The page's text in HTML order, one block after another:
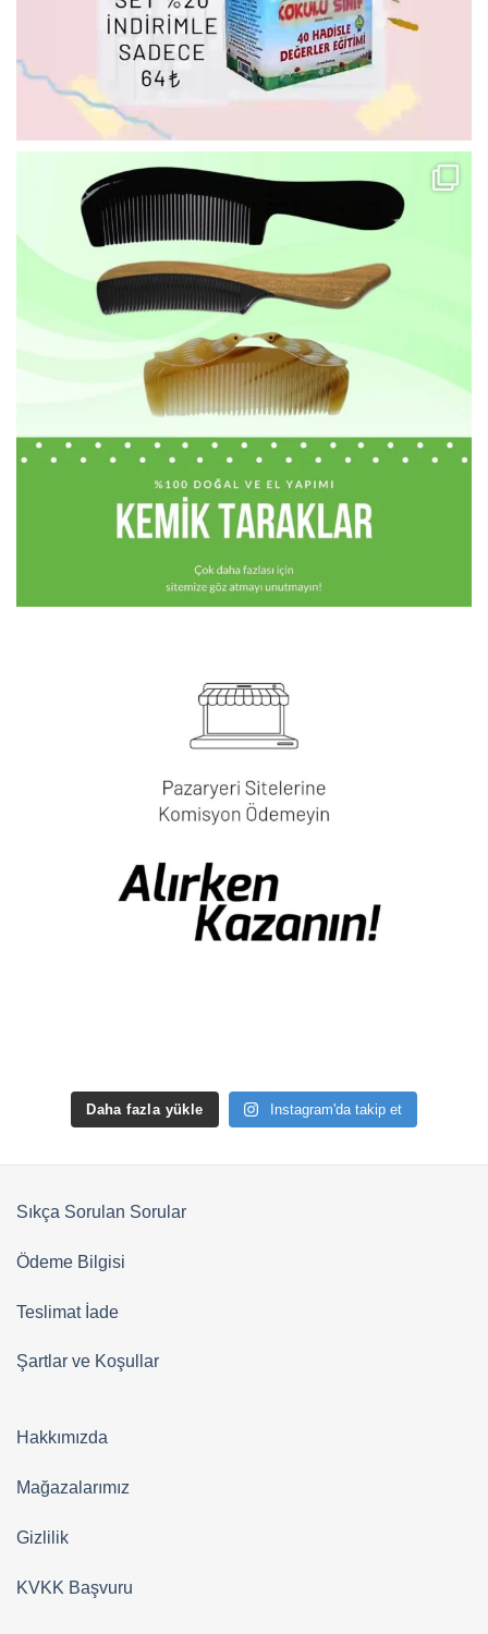
Daha fazla yükle Instagram'da takip et
Sıkça Sorulan Sorular
Ödeme Bilgisi
Teslimat İade
Şartlar ve Koşullar
Hakkımızda
Mağazalarımız
Gizlilik
KVKK Başvuru